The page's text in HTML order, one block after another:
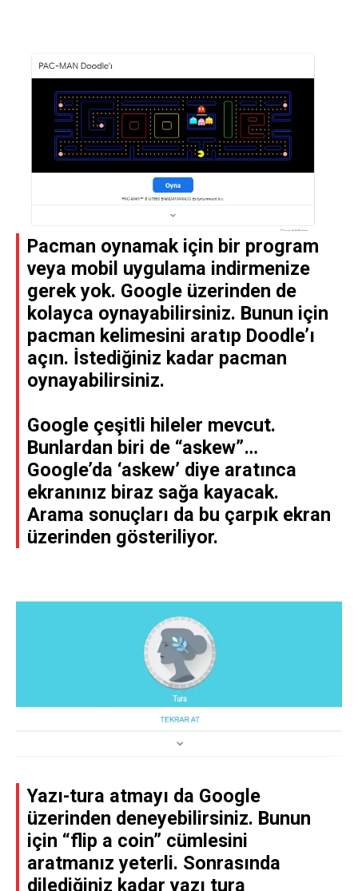
Pacman oynamak için bir program
veya mobil uygulama indirmenize
gerek yok. Google üzerinden de
kolayca oynayabilirsiniz. Bunun için
pacman kelimesini aratıp Doodle’ı
açın. İstediğiniz kadar pacman
oynayabilirsiniz.
Google çeşitli hileler mevcut.
Bunlardan biri de “askew”…
Google’da ‘askew’ diye aratınca
ekranınız biraz sağa kayacak.
Arama sonuçları da bu çarpık ekran
üzerinden gösteriliyor.
Yazı-tura atmayı da Google
üzerinden deneyebilirsiniz. Bunun
için “flip a coin” cümlesini
aratmanız yeterli. Sonrasında
dilediğiniz kadar yazı tura